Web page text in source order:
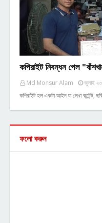
কপিরাইট নিবন্ধন পেল
Md Monsur Alam
জুলাই
কপিরাইট হল একটা আইন যা লেখা কন্টেন্ট,
ফলো করুন